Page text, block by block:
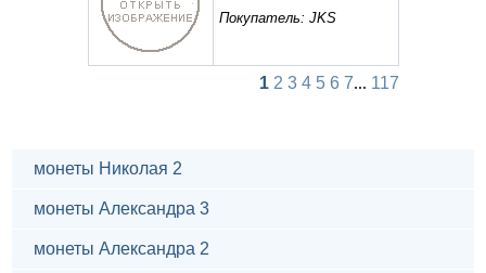
Покупатель: JKS
1 2 3 4 5 6 7... 117
монеты Николая 2
монеты Александра 3
монеты Александра 2